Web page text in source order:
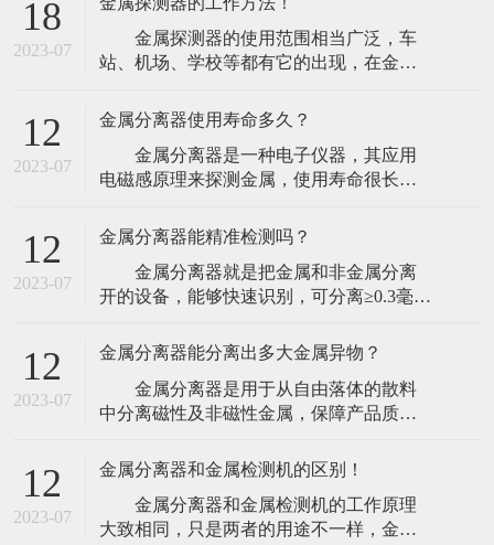
生物、化学、物理外界因素的损害，它还
可以起到保持食品本身质量稳定的功能。
18
2023-07
金属探测器的使用范围相当广泛，车
站、机场、学校等都有它的出现，在金属
绍工业金属探测器可有两种方式装置，能
够在传送带上保送的产品上面或下面装置
板式线圈，但更灵活的探测器则应该让产
品穿过线圈并将线圈装置于金属壳内。
12
2023-07
金属分离器使用寿命多久？
金属分离器是一种电子仪器，其应用
电磁感原理来探测金属，使用寿命很长，
继续使用。目前市场上最常见的金属检出
呈方形，一般都配以输送带机构，带有自
动剔除装置，或者提供报警信号。输送带
12
2023-07
金属分离器能精准检测吗？
金属分离器就是把金属和非金属分离
开的设备，能够快速识别，可分离≥0.3毫米
性取决于电磁发射器频率的安稳性，一般
低，对铁的检测功能越好；作业频率越
高，对高碳钢的检测功能越好。检测器的
12
2023-07
金属分离器能分离出多大金属异物？
金属分离器是用于从自由落体的散料
中分离磁性及非磁性金属，保障产品质
测散料产品，避免金属颗粒、金属粉末、
提高生产效率、提高原料利用率、提升产
品质量、减少设备维修费用及停工维修带
12
2023-07
金属分离器和金属检测机的区别！
金属分离器和金属检测机的工作原理
大致相同，只是两者的用途不一样，金属